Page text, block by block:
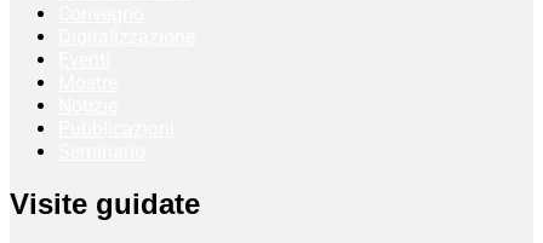
Visite guidate